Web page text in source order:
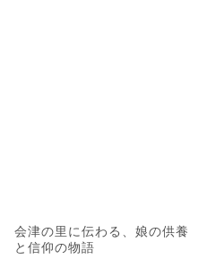
会津の里に伝わる、娘の供養
と信仰の物語